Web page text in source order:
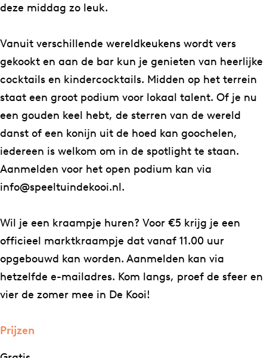
e
r
e
e
i
e
e
i
e
deze middag zo leuk.
Vanuit verschillende wereldkeukens wordt vers
gekookt en aan de bar kun je genieten van heerlijke
cocktails en kindercocktails. Midden op het terrein
staat een groot podium voor lokaal talent. Of je nu
een gouden keel hebt, de sterren van de wereld
danst of een konijn uit de hoed kan goochelen,
iedereen is welkom om in de spotlight te staan.
Aanmelden voor het open podium kan via
info@speeltuindekooi.nl.
Wil je een kraampje huren? Voor €5 krijg je een
officieel marktkraampje dat vanaf 11.00 uur
opgebouwd kan worden. Aanmelden kan via
hetzelfde e-mailadres. Kom langs, proef de sfeer en
vier de zomer mee in De Kooi!
Prijzen